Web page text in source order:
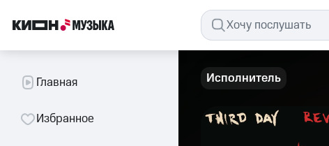
Главная
Избранное
Исполнитель